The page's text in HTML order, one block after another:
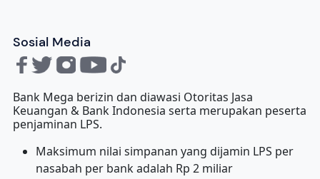
Sosial Media
Bank Mega berizin dan diawasi Otoritas Jasa
Keuangan & Bank Indonesia serta merupakan peserta
penjaminan LPS.
Maksimum nilai simpanan yang dijamin LPS per
nasabah per bank adalah Rp 2 miliar